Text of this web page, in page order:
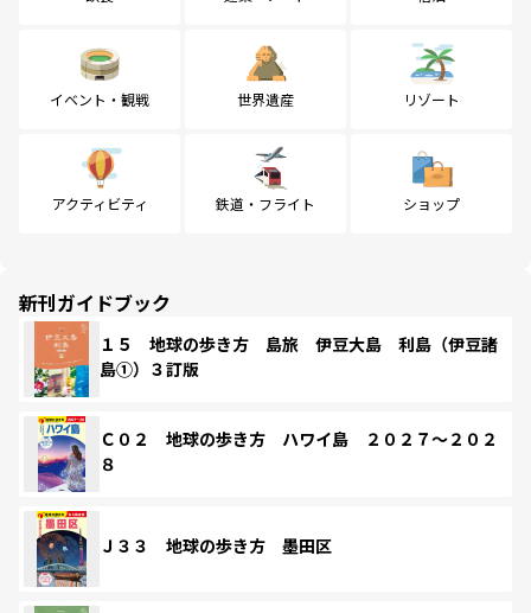
イベント・観戦 世界遺産 リゾート
アクティビティ 鉄道・フライト ショップ
新刊ガイドブック
１５ 地球の歩き方 島旅 伊豆大島 利島（伊豆諸
島①）３訂版
Ｃ０２ 地球の歩き方 ハワイ島 ２０２７～２０２
８
Ｊ３３ 地球の歩き方 墨田区